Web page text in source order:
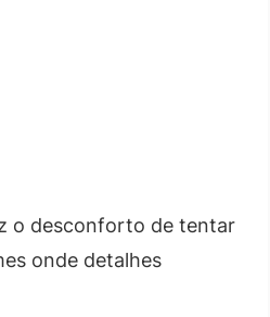
o desconforto de tentar
onde detalhes